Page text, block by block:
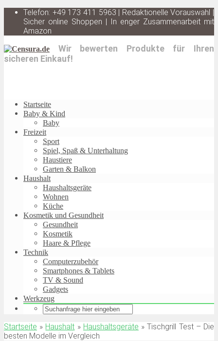
Telefon: +49 173 411 5963 | Redaktionelle Vorauswahl |
Sicher online Shoppen | In enger Zusammenarbeit mit
Amazon
Wir bewerten Produkte für Ihren
sicheren Einkauf!
Startseite
Baby & Kind
Baby
Freizeit
Sport
Spiel, Spaß & Unterhaltung
Haustiere
Garten & Balkon
Haushalt
Haushaltsgeräte
Wohnen
Küche
Kosmetik und Gesundheit
Gesundheit
Kosmetik
Haare & Pflege
Technik
Computerzubehör
Smartphones & Tablets
TV & Sound
Gadgets
Werkzeug
Startseite » Haushalt » Haushaltsgeräte »Tischgrill Test – Die
besten Modelle im Vergleich